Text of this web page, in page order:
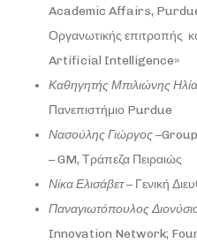
Academic Affairs,
Οργανωτικής επιτροπής
Artificial Intelligence»
Καθηγητής Μπιλιώνης
Πανεπιστήμιο Purdue
ΝασούληςΓιώργος
– GM, Τράπεζα Πειραιώς
Νίκα Ελισάβετ– Γενική
Παναγιωτόπουλος
Innovation Network;